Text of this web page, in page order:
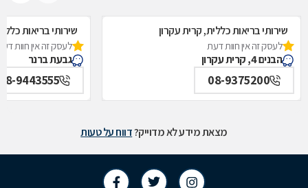
שירותי בריאות כללית, קרית עקרון
לעסק זה אין חוות דעת
הבנים 4, קרית עקרון
08-9375200
שירותי בריאות
לעסק זה אין חוות
גבעת ברנר
9443555
מצאת מידע לא מדוייק?דווח על טעות